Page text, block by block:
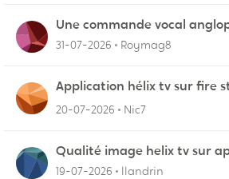
Une commande vocal
31-07-2026 Roymag8
Application hélix tv sur fire
20-07-2026
Nic7
Qualité image helix tv sur
19-07-2026 llandrin